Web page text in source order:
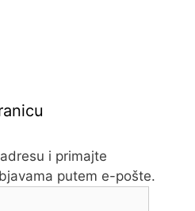
i primajte
putem e-pošte.